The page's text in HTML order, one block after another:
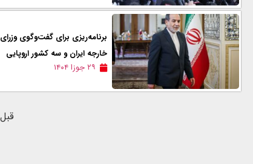
برنامه‌ریزی برای گفت‌وگوی وزرای
خارجه ایران و سه کشور اروپایی
۲۹ جوزا ۱۴۰۴
قبل